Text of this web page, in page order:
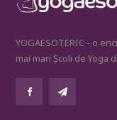
YOGAESOTERIC - o
mai mari Școli de Yoga